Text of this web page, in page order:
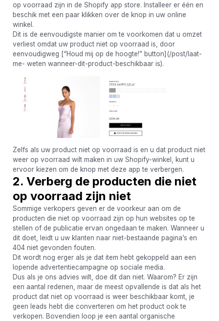
op voorraad zijn in de Shopify app store. Installeer er één en
beschik met een paar klikken over de knop in uw online
winkel.
Dit is de eenvoudigste manier om te voorkomen dat u omzet
verliest omdat uw product niet op voorraad is, door
eenvoudigweg [“Houd mij op de hoogte!” button](/post/laat-
me- weten wanneer-dit-product-beschikbaar is).
Zelfs als uw product niet op voorraad is en u dat product niet
weer op voorraad wilt maken in uw Shopify-winkel, kunt u
ervoor kiezen om de knop met deze app te verbergen.
2. Verberg de producten die niet
op voorraad zijn niet
Sommige verkopers geven er de voorkeur aan om de
producten die niet op voorraad zijn op hun websites op te
stellen of de publicatie ervan ongedaan te maken. Wanneer u
dit doet, leidt u uw klanten naar niet-bestaande pagina’s en
404 niet gevonden fouten.
Dit wordt nog erger als je dat item hebt gekoppeld aan een
lopende advertentiecampagne op sociale media.
Dus als je ons advies wilt, doe dit dan niet. Waarom? Er zijn
een aantal redenen, maar de meest opvallende is dat als het
product dat niet op voorraad is weer beschikbaar komt, je
geen leads hebt die converteren om het product ook te
verkopen. Bovendien loop je een aantal organische